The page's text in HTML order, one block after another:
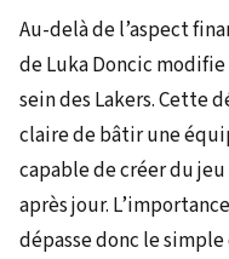
Au-delà de l’aspect
de Luka Doncic
sein des Lakers. Cette
claire de bâtir une
capable de créer du
après jour.
dépasse donc le